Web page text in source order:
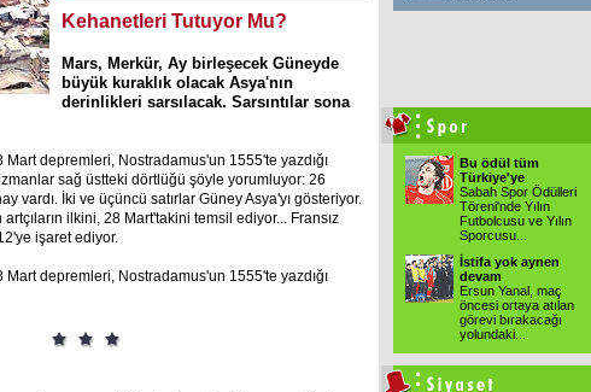
Kehanetleri Tutuyor Mu?
Mars, Merkür, Ay birleşecek Güneyde
büyük kuraklık olacak Asya'nın
derinlikleri sarsılacak. Sarsıntılar sona
Mart depremleri, Nostradamus'un 1555'te yazdığı
sağ üstteki dörtlüğü şöyle yorumluyor: 26
vardı. İki ve üçüncü satırlar Güney Asya'yı gösteriyor.
ilkini, 28 Mart'takini temsil ediyor... Fransız
işaret ediyor.
Mart depremleri, Nostradamus'un 1555'te yazdığı
Bu ödül tüm
Türkiye'ye
Sabah Spor Ödülleri
Töreni'nde Yılın
Futbolcusu ve Yılın
Sporcusu...
İstifa yok aynen
devam
Ersun Yanal, maç
öncesi ortaya atılan
görevi bırakacağı
yolundaki...